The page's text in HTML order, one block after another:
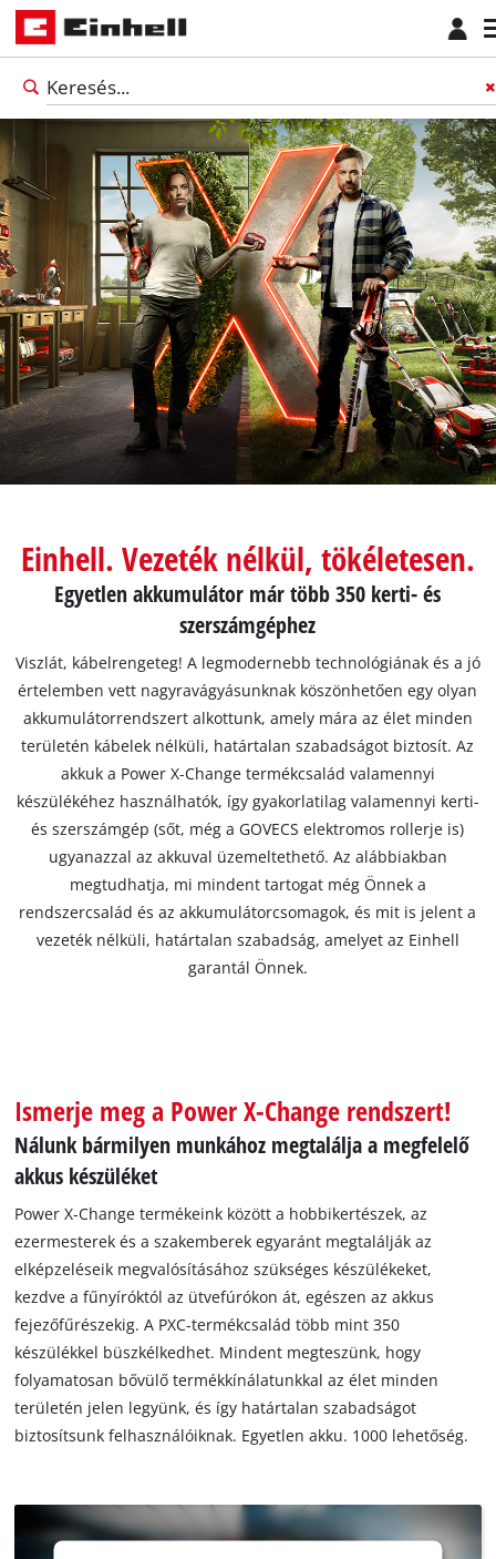
English
Einhell. Vezeték nélkül, tökéletesen.
Egyetlen akkumulátor már több 350 kerti- és
szerszámgéphez
Viszlát, kábelrengeteg! A legmodernebb technológiának és a jó
értelemben vett nagyravágyásunknak köszönhetően egy olyan
akkumulátorrendszert alkottunk, amely mára az élet minden
területén kábelek nélküli, határtalan szabadságot biztosít. Az
akkuk a Power X-Change termékcsalád valamennyi
készülékéhez használhatók, így gyakorlatilag valamennyi kerti-
és szerszámgép (sőt, még a GOVECS elektromos rollerje is)
ugyanazzal az akkuval üzemeltethető. Az alábbiakban
megtudhatja, mi mindent tartogat még Önnek a
rendszercsalád és az akkumulátorcsomagok, és mit is jelent a
vezeték nélküli, határtalan szabadság, amelyet az Einhell
garantál Önnek.
Ismerje meg a Power X-Change rendszert!
Nálunk bármilyen munkához megtalálja a megfelelő
akkus készüléket
Power X-Change termékeink között a hobbikertészek, az
ezermesterek és a szakemberek egyaránt megtalálják az
elképzeléseik megvalósításához szükséges készülékeket,
kezdve a fűnyíróktól az ütvefúrókon át, egészen az akkus
fejezőfűrészekig. A PXC-termékcsalád több mint 350
készülékkel büszkélkedhet. Mindent megteszünk, hogy
folyamatosan bővülő termékkínálatunkkal az élet minden
területén jelen legyünk, és így határtalan szabadságot
biztosítsunk felhasználóiknak. Egyetlen akku. 1000 lehetőség.